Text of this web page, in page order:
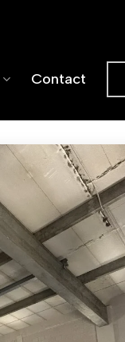
Contact